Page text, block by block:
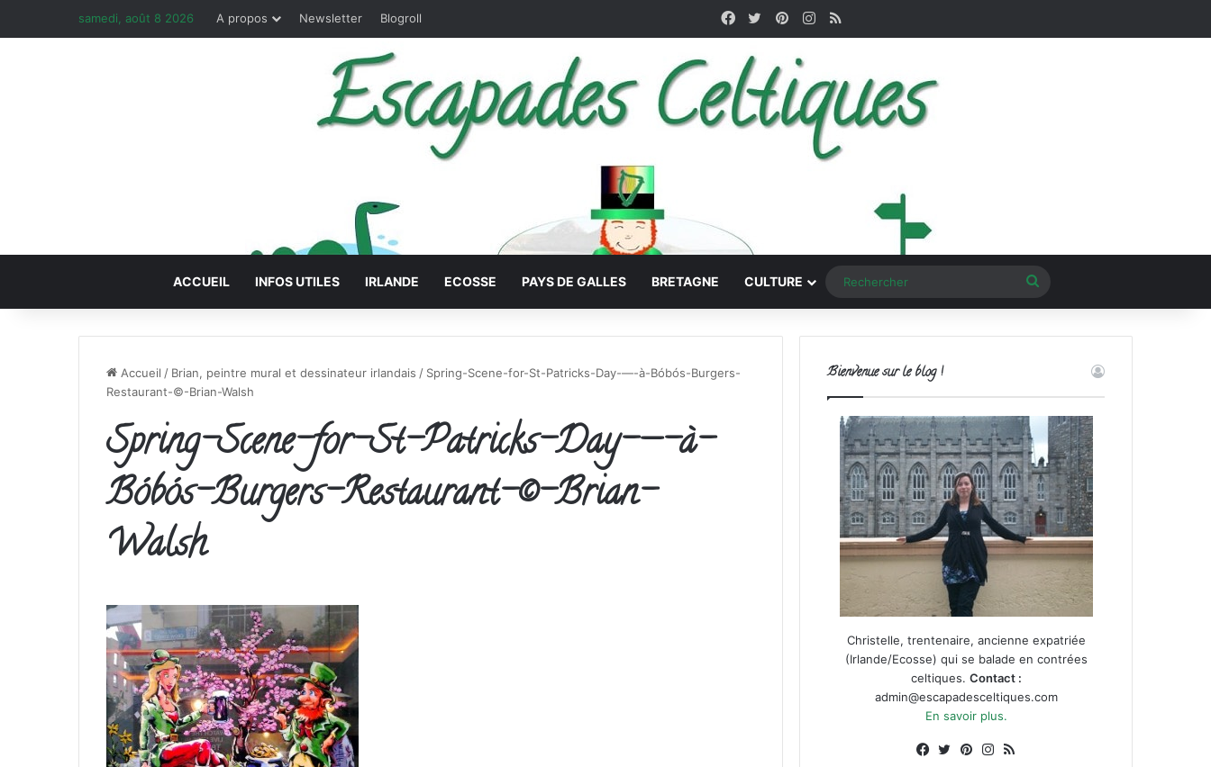
samedi, août 8 2026 A propos Newsletter Blogroll FacebookPinterestInstagram
RSS
ACCUEIL INFOS UTILES IRLANDE ECOSSE PAYS DE GALLES BRETAGNE CULTURE
Accueil / Brian, peintre mural et dessinateur irlandais / Spring-Scene-for-St-Patricks-Day-—-à-Bóbós-Burgers-
Restaurant-©-Brian-Walsh
Spring-Scene-for-St-Patricks-Day-—-à-
Bóbós-Burgers-Restaurant-©-Brian-
Walsh
Bienvenue sur le blog !
Christelle, trentenaire, ancienne expatriée
(Irlande/Ecosse) qui se balade en contrées
celtiques. Contact :
admin@escapadesceltiques.com
En savoir plus.
Facebook
X PinterestInstagram